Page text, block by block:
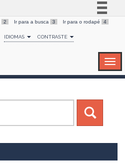
Simplifique!
Comunica BR
Canais
2 Ir para a busca 3 Ir para o rodapé 4
IDIOMAS CONTRASTE